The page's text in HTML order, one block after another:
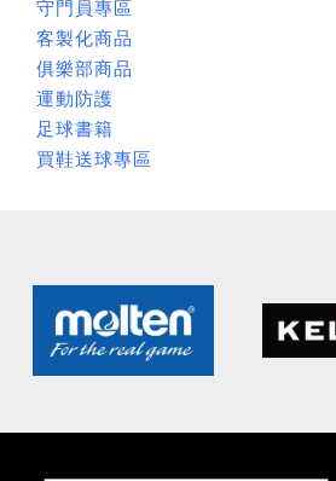
守門員專區
客製化商品
俱樂部商品
運動防護
足球書籍
買鞋送球專區